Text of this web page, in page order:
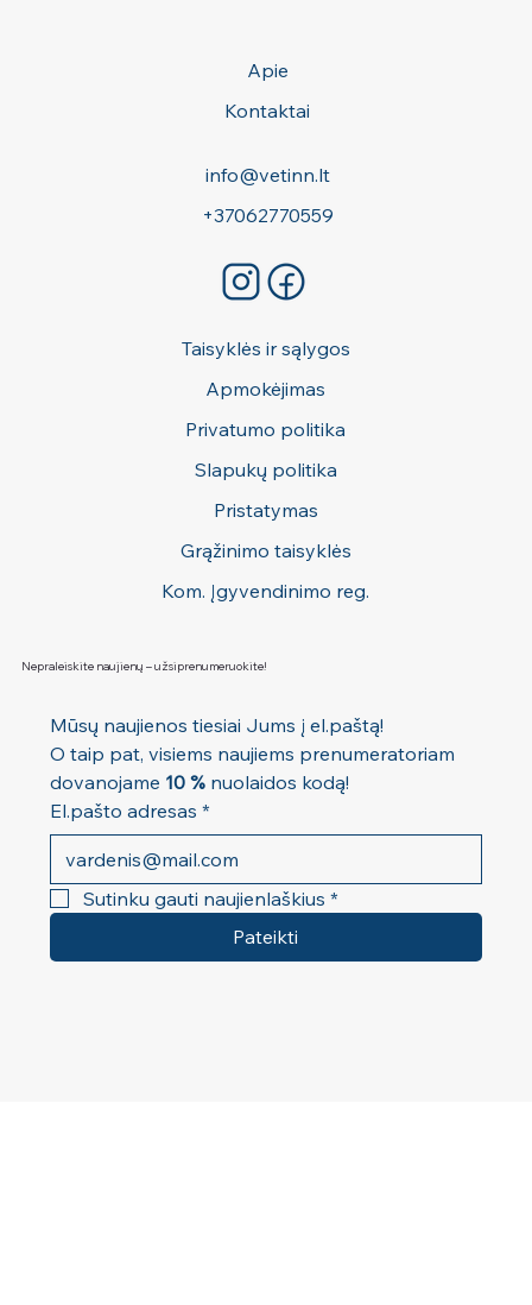
Apie
Kontaktai
info@vetinn.lt
+37062770559
Nepraleiskite naujienų – užsiprenumeruokite!
O taip pat, visiems naujiems prenumeratoriam
dovanojame 10 % nuolaidos kodą!
El.pašto adresas *
Sutinku gauti naujienlaškius *
Pateikti
Taisyklės ir sąlygos
Apmokėjimas
Privatumo politika
Slapukų politika
Pristatymas
Grąžinimo taisyklės
Kom. Įgyvendinimo reg.